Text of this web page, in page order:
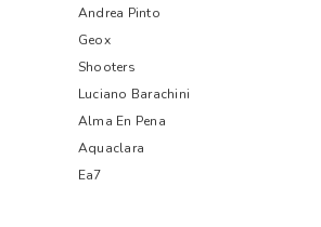
Andrea Pinto
Geox
Shooters
Luciano Barachini
Alma En Pena
Aquaclara
Ea7